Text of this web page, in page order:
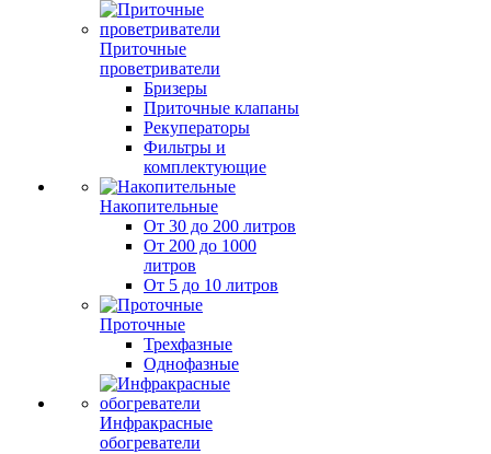
Приточные
проветриватели
Бризеры
Приточные клапаны
Рекуператоры
Фильтры и
комплектующие
Накопительные
От 30 до 200 литров
От 200 до 1000
литров
От 5 до 10 литров
Проточные
Трехфазные
Однофазные
Инфракрасные
обогреватели